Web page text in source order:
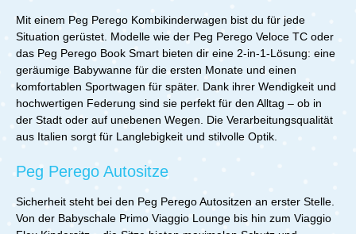
Mit einem Peg Perego Kombikinderwagen bist du für jede
Situation gerüstet. Modelle wie der Peg Perego Veloce TC oder
das Peg Perego Book Smart bieten dir eine 2-in-1-Lösung: eine
geräumige Babywanne für die ersten Monate und einen
komfortablen Sportwagen für später. Dank ihrer Wendigkeit und
hochwertigen Federung sind sie perfekt für den Alltag – ob in
der Stadt oder auf unebenen Wegen. Die Verarbeitungsqualität
aus Italien sorgt für Langlebigkeit und stilvolle Optik.
Peg Perego Autositze
Sicherheit steht bei den Peg Perego Autositzen an erster Stelle.
Von der Babyschale Primo Viaggio Lounge bis hin zum Viaggio